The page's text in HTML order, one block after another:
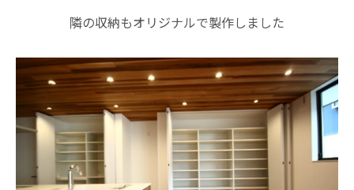
隣の収納もオリジナルで製作しました